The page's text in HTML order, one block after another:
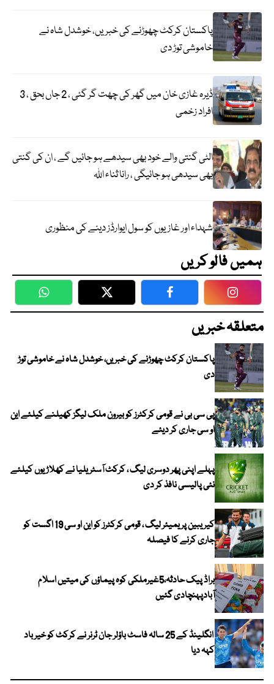
پاکستان کرکٹ چھوڑنے کی خبریں، خوشدل شاہ نے
خاموشی توڑ دی
ڈیرہ غازی خان میں گھر کی چھت گر گئی ، 2 جاں بحق ، 3
افراد زخمی
الٹی گنتی والے خود بھی سیدھے ہو جائیں گے ، ان کی گنتی
بھی سیدھی ہو جائیگی ، رانا ثناء اللہ
شہداء اور غازیوں کو سول ایوارڈز دینے کی منظوری
ہمیں فالو کریں
WhatsApp Twitter Facebook
متعلقہ خبریں
پاکستان کرکٹ چھوڑنے کی خبریں، خوشدل شاہ نے خاموشی توڑ
دی
پی سی بی نے قومی کرکٹرز کو بیرون ملک لیگز کھیلنے کیلئے این
او سی جاری کر دیئے
پہلے اپنی پھر دوسری لیگ ، کرکٹ آسٹریلیا نے کھلاڑیوں کیلئے
نئی پالیسی نافذ کر دی
کیریبین پریمیئر لیگ ، قومی کرکٹرز کو این او سی 19 اگست کو
جاری کرنے کا فیصلہ
براڈ پیک حادثہ،5غیرملکی کوہ پیماؤں کی میتیں اسلام
آبادپہنچادی گئیں
انگلینڈ کے 25 سالہ فاسٹ باؤلر جان ٹرنر نے کرکٹ کو خیر باد
کہہ دیا